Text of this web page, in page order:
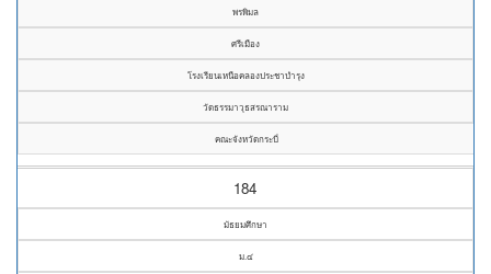
พรพิมล
ศรีเมือง
โรงเรียนเหนือคลองประชาบำรุง
วัดธรรมาวุธสรณาราม
คณะจังหวัดกระบี่
184
มัธยมศึกษา
ม.๔